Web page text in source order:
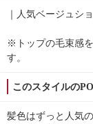
｜人気ベージュシ
※トップの毛束感
す。
このスタイルの
髪色はずっと人気